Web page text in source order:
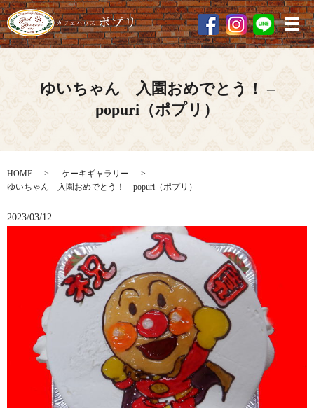
メ
ゆいちゃん 入園おめでとう！ –
popuri（ポプリ）
HOME
ケーキギャラリー
ゆいちゃん 入園おめでとう！ – popuri（ポプリ）
2023/03/12